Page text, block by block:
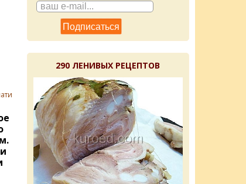
290 ЛЕНИВЫХ РЕЦЕПТОВ